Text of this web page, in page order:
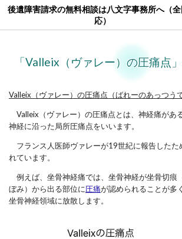
後遺障害請求の無料相談は八文字事務所へ（
応）
「Valleix（ヴァレー）の圧痛点
Valleix（ヴァレー）の圧痛点（ばれーのあっつう
Valleix（ヴァレー）の圧痛点とは、神経痛があ
神経に沿った局所圧痛点をいいます。
フランス人医師ヴァレーが19世紀に報告したた
れています。
例えば、坐骨神経痛では、坐骨神経が坐骨切痕
ぼみ）から出る部位に圧痛が認められることが多
坐骨神経領域に放散します。